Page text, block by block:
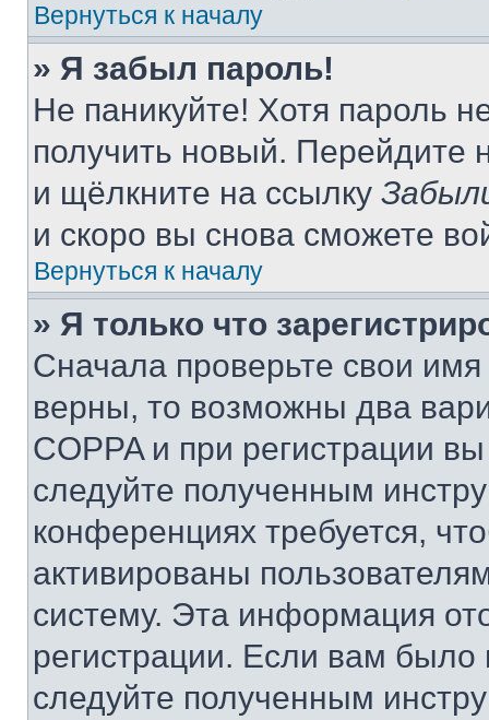
Вернуться к началу
» Я забыл пароль!
Не паникуйте! Хотя пароль
получить новый. Перейдите
и щёлкните на ссылку
и скоро вы снова сможете
Вернуться к началу
» Я только что
Сначала проверьте свои
верны, то возможны два
COPPA и при регистрации
следуйте полученным
конференциях требуется,
активированы
систему. Эта информация
регистрации. Если вам
следуйте полученным